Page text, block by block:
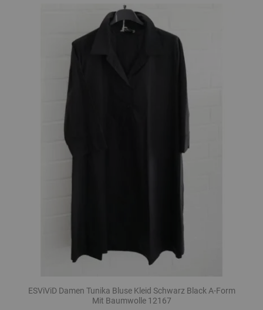
ESViViD Damen Tunika Bluse Kleid Schwarz Black A-Form
Mit Baumwolle 12167